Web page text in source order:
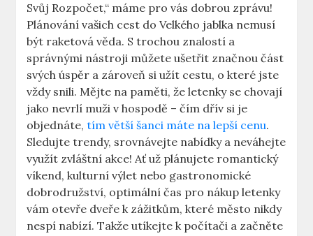
Svůj Rozpočet,“ máme pro vás dobrou zprávu!
Plánování vašich cest do Velkého jablka nemusí
být raketová věda. S trochou znalostí a
správnými nástroji můžete ušetřit značnou část
svých úspěr a zároveň si užít cestu, o které jste
vždy snili. Mějte na paměti, že letenky se chovají
jako nevrlí muži v hospodě – čím dřív si je
objednáte,tím větší šanci máte na lepší cenu.
Sledujte trendy, srovnávejte nabídky a neváhejte
využít zvláštní akce! Ať už plánujete romantický
víkend, kulturní výlet nebo gastronomické
dobrodružství, optimální čas pro nákup letenky
vám otevře dveře k zážitkům, které město nikdy
nespí nabízí. Takže utíkejte k počítači a začněte